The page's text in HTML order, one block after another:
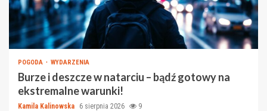
POGODA WYDARZENIA
Burze i deszcze w natarciu – bądź gotowy na
ekstremalne warunki!
Kamila Kalinowska 6 sierpnia 2026 9